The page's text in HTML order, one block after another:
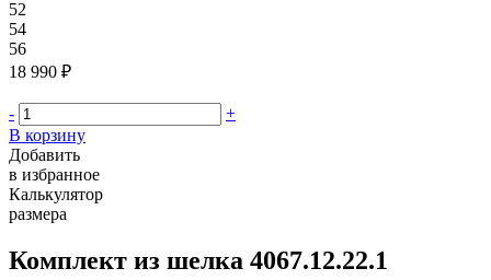
52
54
56
18 990 ₽
-
+
В корзину
Добавить
в избранное
Калькулятор
размера
Комплект из шелка 4067.12.22.1